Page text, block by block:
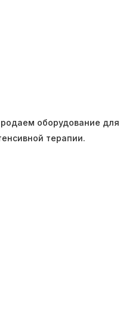
оборудование для
терапии.